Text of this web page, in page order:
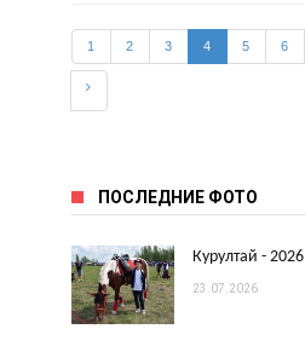
1 2 3 4 5 6
ПОСЛЕДНИЕ ФОТО
Курултай - 2026
23.07.2026